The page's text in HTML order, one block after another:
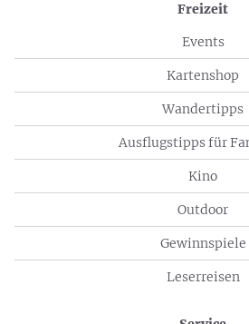
Freizeit
Events
Kartenshop
Wandertipps
Ausflugstipps für
Kino
Outdoor
Gewinnspiele
Leserreisen